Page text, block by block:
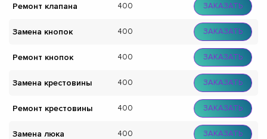
Ремонт клапана 400 ЗАКАЗАТЬ
Замена кнопок 400 ЗАКАЗАТЬ
Ремонт кнопок 400 ЗАКАЗАТЬ
Замена крестовины 400 ЗАКАЗАТЬ
Ремонт крестовины 400 ЗАКАЗАТЬ
Замена люка 400 ЗАКАЗАТЬ